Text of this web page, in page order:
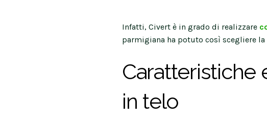
Infatti, Civert è in grado di realizzare
parmigiana ha potuto così scegliere
Caratteristiche
in telo